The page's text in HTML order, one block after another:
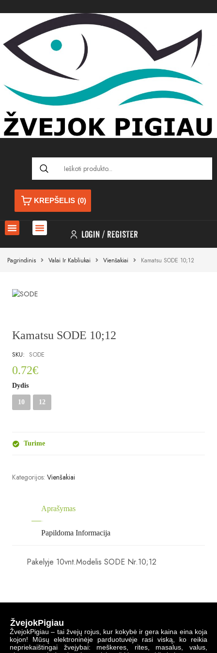
KREPŠELIS (0)
LOGIN REGISTER
Pagrindinis Valai Ir Kabliukai Vienšakiai Kamatsu SODE 10;12
Kamatsu SODE 10;12
SKU: SODE
0.72€
Dydis
10 12
Turime
Kategorijos: Vienšakiai
Aprašymas
Papildoma Informacija
Pakelyje 10vnt.Modelis SODE Nr.10;12
ŽvejokPigiau
ŽvejokPigiau – tai žvejų rojus, kur kokybė ir gera kaina eina koja
kojon! Mūsų elektroninėje parduotuvėje rasi viską, ko reikia
nepriekaištingai žvejybai: meškeres, rites, masalus, valus,